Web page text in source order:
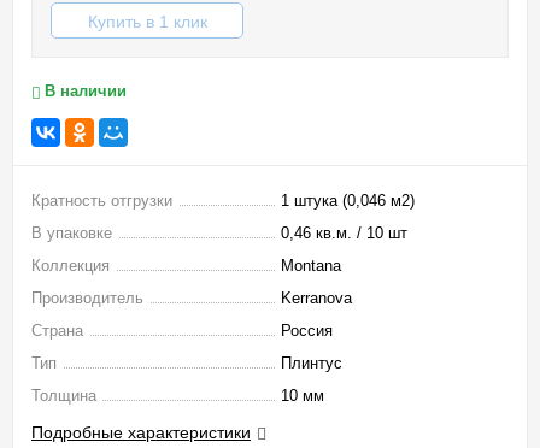
Купить в 1 клик
В наличии
Кратность отгрузки
1 штука (0,046 м2)
В упаковке
0,46 кв.м. / 10 шт
Коллекция
Montana
Производитель
Kerranova
Страна
Россия
Тип
Плинтус
Толщина
10 мм
Подробные характеристики